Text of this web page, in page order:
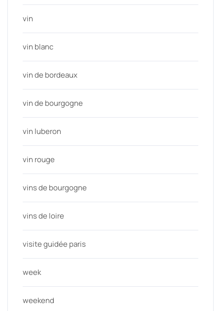
vin
vin blanc
vin de bordeaux
vin de bourgogne
vin luberon
vin rouge
vins de bourgogne
vins de loire
visite guidée paris
week
weekend